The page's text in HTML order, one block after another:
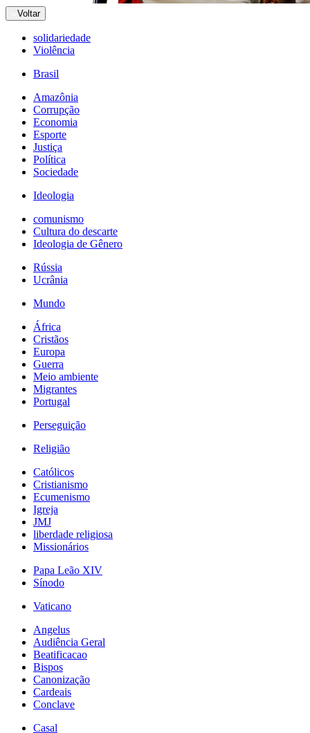
Voltar
solidariedade
Violência
Brasil
Amazônia
Corrupção
Economia
Esporte
Justiça
Política
Sociedade
Ideologia
comunismo
Cultura do descarte
Ideologia de Gênero
Rússia
Ucrânia
Mundo
África
Cristãos
Europa
Guerra
Meio ambiente
Migrantes
Portugal
Perseguição
Religião
Católicos
Cristianismo
Ecumenismo
Igreja
JMJ
liberdade religiosa
Missionários
Papa Leão XIV
Sínodo
Vaticano
Angelus
Audiência Geral
Beatificacao
Bispos
Canonização
Cardeais
Conclave
Casal